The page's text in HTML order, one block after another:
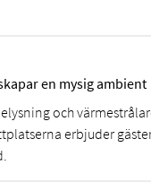
en mysig ambient
och
erbjuder